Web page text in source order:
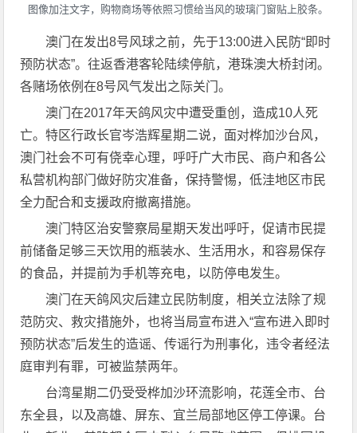
图像加注文字，购物商场等依照习惯给当风的玻璃门窗贴上胶条。
澳门在发出8号风球之前，先于13:00进入民防“即时
预防状态”。往返香港客轮陆续停航，港珠澳大桥封闭。
各赌场依例在8号风气发出之际关门。
澳门在2017年天鸽风灾中遭受重创，造成10人死
亡。特区行政长官岑浩辉星期二说，面对桦加沙台风，
澳门社会不可有侥幸心理，呼吁广大市民、商户和各公
私营机构部门做好防灾准备，保持警惕，低洼地区市民
全力配合和支援政府撤离措施。
澳门特区治安警察局星期天发出呼吁，促请市民提
前储备足够三天饮用的瓶装水、生活用水，和容易保存
的食品，并提前为手机等充电，以防停电发生。
澳门在天鸽风灾后建立民防制度，相关立法除了规
范防灾、救灾措施外，也将当局宣布进入“宣布进入即时
预防状态”后发生的造谣、传谣行为刑事化，违令者经法
庭审判有罪，可被监禁两年。
台湾星期二仍受受桦加沙环流影响，花莲全市、台
东全县，以及高雄、屏东、宜兰局部地区停工停课。台